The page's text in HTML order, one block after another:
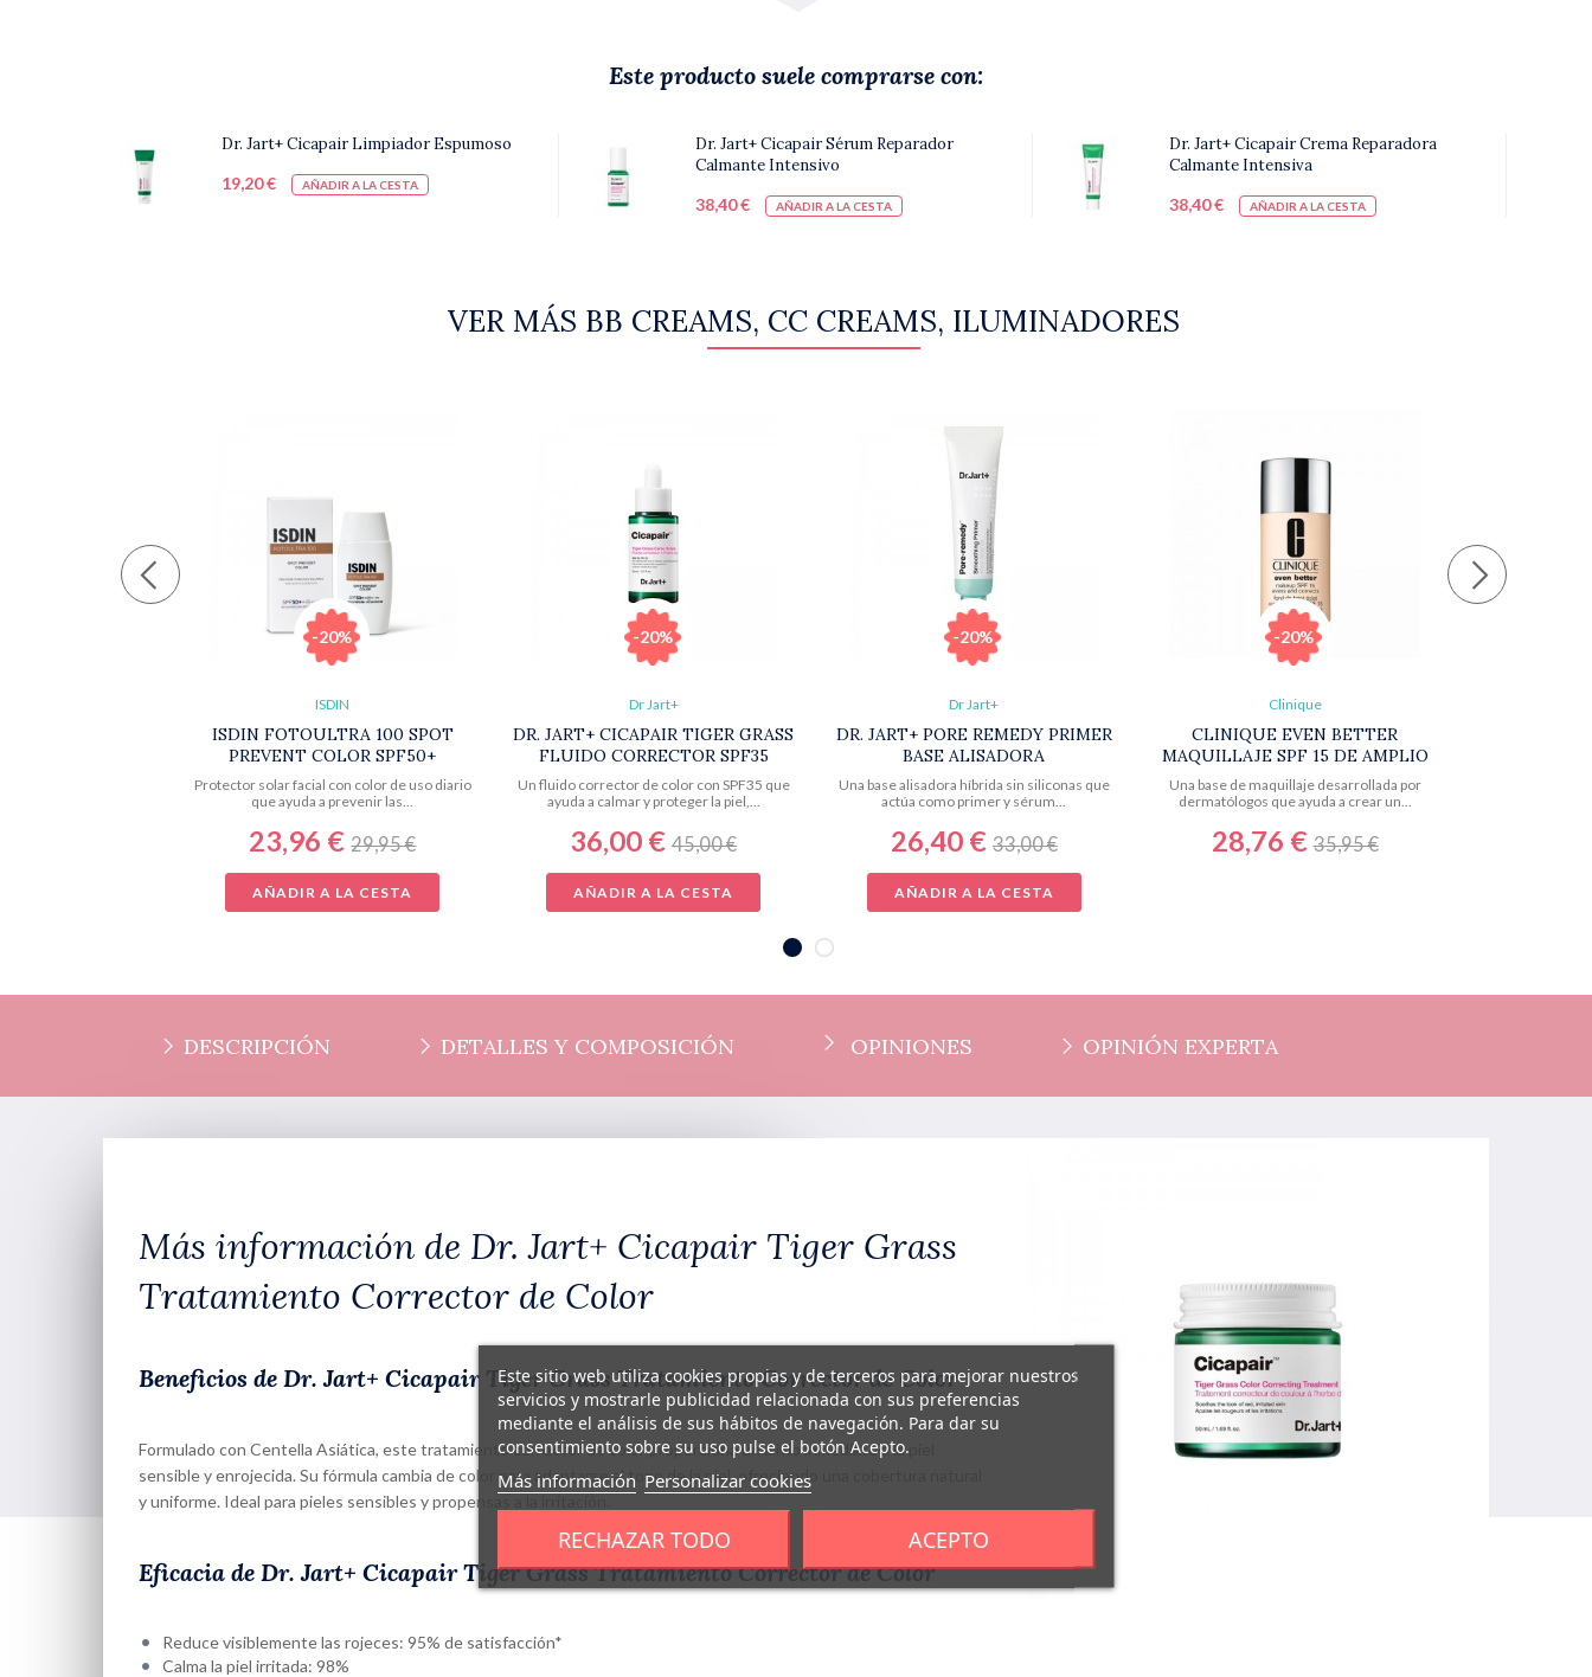
Este producto suele comprarse con:
Dr. Jart+ Cicapair Limpiador Espumoso
19,20 €
AÑADIR A LA CESTA
Dr. Jart+ Cicapair Sérum Reparador
Calmante Intensivo
38,40 €
AÑADIR A LA CESTA
Dr. Jart+ Cicapair Crema Reparadora
Calmante Intensiva
38,40 €
AÑADIR A LA CESTA
VER MÁS BB CREAMS, CC CREAMS, ILUMINADORES
-20%
ISDIN
ISDIN FOTOULTRA 100 SPOT
PREVENT COLOR SPF50+
Protector solar facial con color de uso diario
que ayuda a prevenir las...
23,96 €29,95 €
AÑADIR A LA CESTA
-20%
Dr Jart+
DR. JART+ CICAPAIR TIGER GRASS
FLUIDO CORRECTOR SPF35
Un fluido corrector de color con SPF35 que
ayuda a calmar y proteger la piel,...
36,00 €45,00 €
AÑADIR A LA CESTA
-20%
Dr Jart+
DR. JART+ PORE REMEDY PRIMER
BASE ALISADORA
Una base alisadora híbrida sin siliconas que
actúa como primer y sérum...
26,40 € 33,00 €
AÑADIR A LA CESTA
-20%
Clinique
CLINIQUE EVEN BETTER
MAQUILLAJE SPF 15 DE AMPLIO
ESPECTRO
Una base de maquillaje desarrollada por
dermatólogos que ayuda a crear un...
28,76 €35,95 €
DESCRIPCIÓN DETALLES Y COMPOSICIÓN OPINIONES OPINIÓN EXPERTA
Más información de Dr. Jart+ Cicapair Tiger Grass
Tratamiento Corrector de Color
Beneficios de Dr. Jart+ Cicapair Tiger Grass Tratamiento Corrector de Color
Formulado con Centella Asiática, este tratamiento corrector de color proporciona un alivio inmediato a la piel
sensible y enrojecida. Su fórmula cambia de color para adaptarse al tono de la piel, ofreciendo una cobertura natural
y uniforme. Ideal para pieles sensibles y propensas a la irritación.
Eficacia de Dr. Jart+ Cicapair Tiger Grass Tratamiento Corrector de Color
Reduce visiblemente las rojeces: 95% de satisfacción*
Calma la piel irritada: 98%
Este sitio web utiliza cookies propias y de terceros para mejorar nuestros
servicios y mostrarle publicidad relacionada con sus preferencias
mediante el análisis de sus hábitos de navegación. Para dar su
consentimiento sobre su uso pulse el botón Acepto.
Más información Personalizar cookies
RECHAZAR TODO ACEPTO